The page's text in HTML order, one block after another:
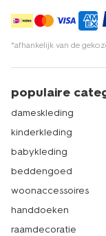
*afhankelijk van de
populaire
dameskleding
kinderkleding
babykleding
beddengoed
woonaccessoires
handdoeken
raamdecoratie